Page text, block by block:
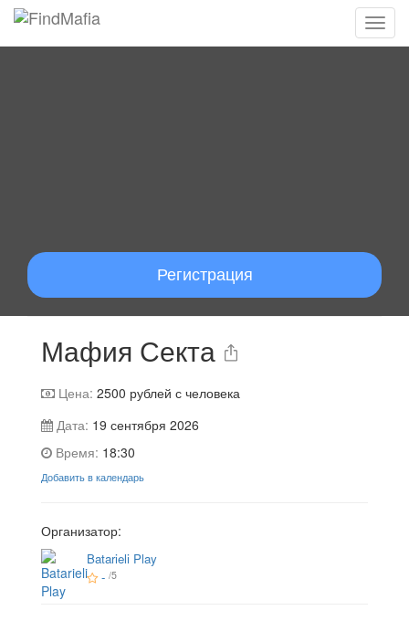
Регистрация
Мафия Секта
Цена: 2500 рублей с человека
Дата: 19 сентября 2026
Время: 18:30
Добавить в календарь
Организатор:
Batarieli Play
- /5